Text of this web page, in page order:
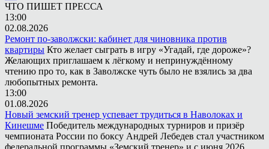
ЧТО ПИШЕТ ПРЕССА
13:00
02.08.2026
Ремонт по-заволжски: кабинет для чиновника против
квартиры Кто желает сыграть в игру «Угадай, где дороже»?
Желающих приглашаем к лёгкому и непринуждённому
чтению про то, как в Заволжске чуть было не взялись за два
любопытных ремонта.
13:00
01.08.2026
Новый земский тренер успевает трудиться в Наволоках и
Кинешме Победитель международных турниров и призёр
чемпионата России по боксу Андрей Лебедев стал участником
федеральной программы «Земский тренер» и с июня 2026